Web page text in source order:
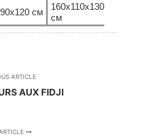
см
160x110x130
см
ARTICLE
AUX FIDJI